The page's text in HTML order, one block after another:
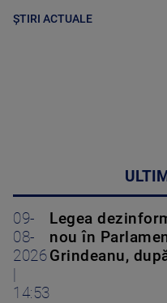
ȘTIRI ACTUALE
09-
08-
2026
14:53
Legea
nou în
Grindeanu,